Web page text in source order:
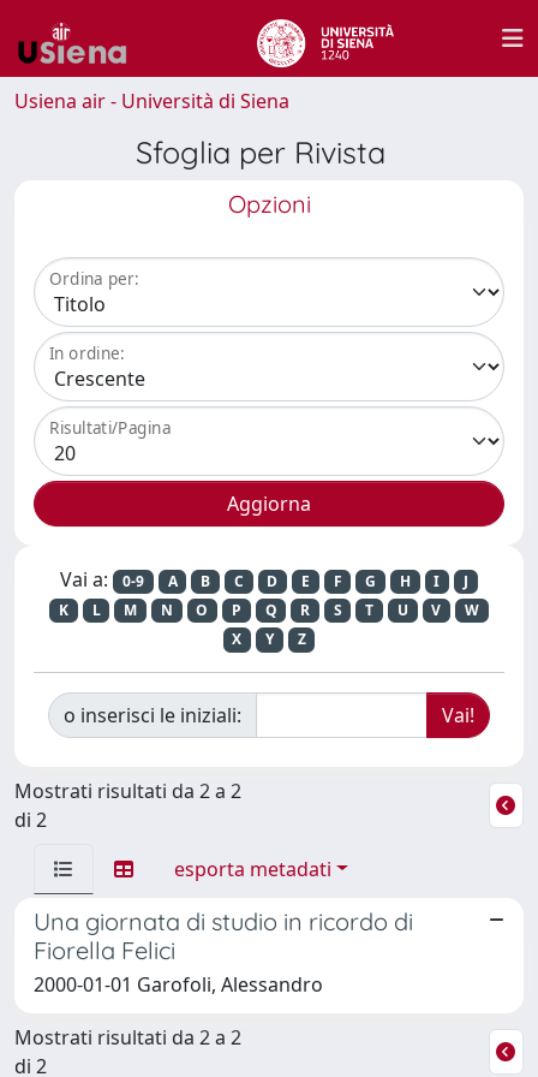
Usiena air - Università di Siena
Sfoglia per Rivista
Opzioni
Ordina per:
In ordine:
Risultati/Pagina
Vai a: 0-9 A B C D E F G H I
J
K
L M N O P Q R S T U V
W
X
Y Z
o inserisci le iniziali:
Mostrati risultati da 2 a 2
di 2
esporta metadati
Una giornata di studio in ricordo di
Fiorella Felici
2000-01-01 Garofoli, Alessandro
Mostrati risultati da 2 a 2
di 2